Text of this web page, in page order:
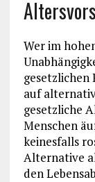
Wer im
gesetzlichen
auf
gesetzliche
Menschen
keinesfalls
Alternative
den